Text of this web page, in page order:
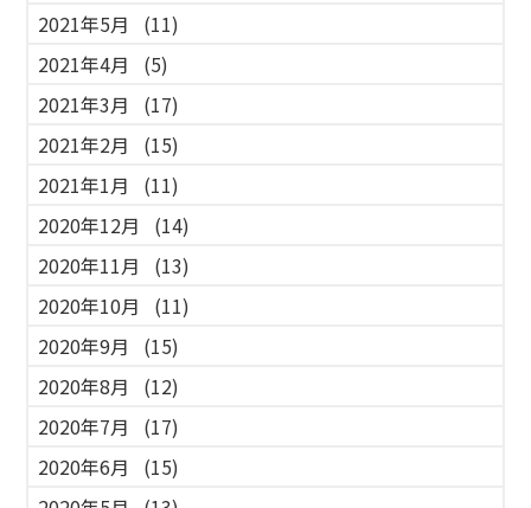
2021年5月
(11)
2021年4月
(5)
2021年3月
(17)
2021年2月
(15)
2021年1月
(11)
2020年12月
(14)
2020年11月
(13)
2020年10月
(11)
2020年9月
(15)
2020年8月
(12)
2020年7月
(17)
2020年6月
(15)